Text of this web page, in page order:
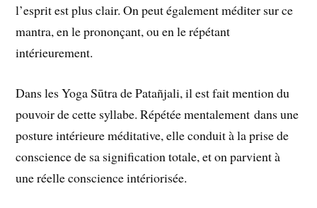
l’esprit est plus clair. On peut également méditer sur ce
mantra, en le prononçant, ou en le répétant
intérieurement.
Dans les Yoga Sūtra de Patañjali, il est fait mention du
pouvoir de cette syllabe. Répétée mentalement dans une
posture intérieure méditative, elle conduit à la prise de
conscience de sa signification totale, et on parvient à
une réelle conscience intériorisée.